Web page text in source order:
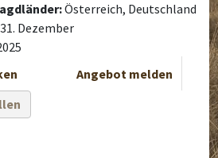
Österreich, Deutschland
Dezember
Angebot melden